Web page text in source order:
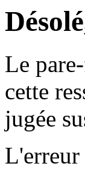
Le
cette
jugée
L'erreur